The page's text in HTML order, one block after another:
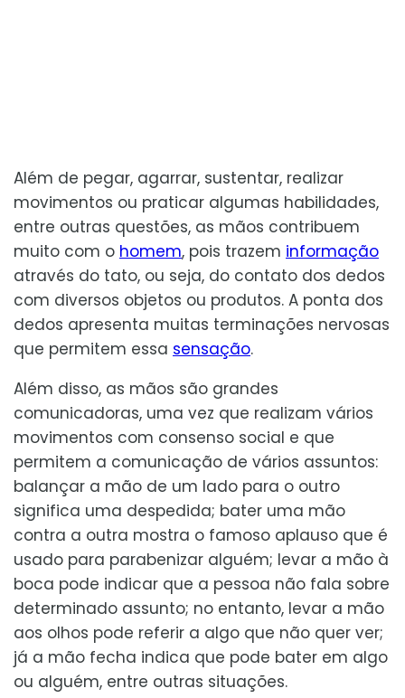
Além de pegar, agarrar, sustentar, realizar
movimentos ou praticar algumas habilidades,
entre outras questões, as mãos contribuem
muito com o homem, pois trazem informação
através do tato, ou seja, do contato dos dedos
com diversos objetos ou produtos. A ponta dos
dedos apresenta muitas terminações nervosas
que permitem essa sensação.
Além disso, as mãos são grandes
comunicadoras, uma vez que realizam vários
movimentos com consenso social e que
permitem a comunicação de vários assuntos:
balançar a mão de um lado para o outro
significa uma despedida; bater uma mão
contra a outra mostra o famoso aplauso que é
usado para parabenizar alguém; levar a mão à
boca pode indicar que a pessoa não fala sobre
determinado assunto; no entanto, levar a mão
aos olhos pode referir a algo que não quer ver;
já a mão fecha indica que pode bater em algo
ou alguém, entre outras situações.